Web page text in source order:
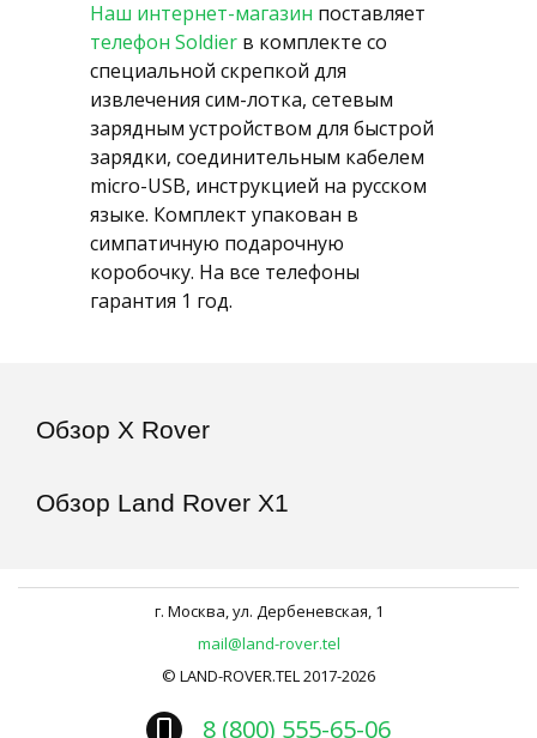
Наш интернет-магазин поставляет
телефон Soldier в комплекте со
специальной скрепкой для
извлечения сим-лотка, сетевым
зарядным устройством для быстрой
зарядки, соединительным кабелем
micro-USB, инструкцией на русском
языке. Комплект упакован в
симпатичную подарочную
коробочку. На все телефоны
гарантия 1 год.
Обзор X Rover
Обзор Land Rover X1
г. Москва, ул. Дербеневская, 1
mail@land-rover.tel
©️ LAND-ROVER.TEL 2017-2026
8 (800) 555-65-06